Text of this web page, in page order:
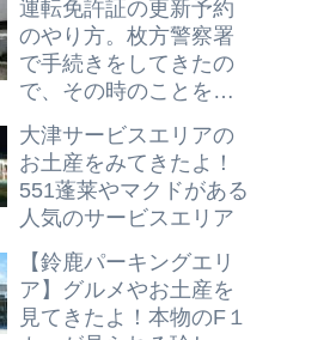
運転免許証の更新予約
のやり方。枚方警察署
で手続きをしてきたの
で、その時のことを書
いてみるよ！
大津サービスエリアの
お土産をみてきたよ！
551蓬莱やマクドがある
人気のサービスエリア
【鈴鹿パーキングエリ
ア】グルメやお土産を
見てきたよ！本物のF１